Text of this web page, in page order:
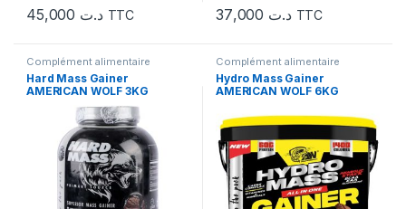
د.ت TTC د.ت TTC
Complément alimentaire
Hard Mass Gainer
AMERICAN WOLF 3KG
Complément alimentaire
Hydro Mass Gainer
AMERICAN WOLF 6KG